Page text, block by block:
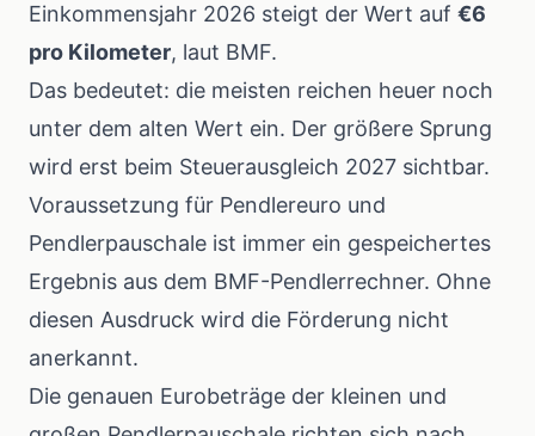
Einkommensjahr 2026 steigt der Wert auf €6
pro Kilometer, laut BMF.
Das bedeutet: die meisten reichen heuer noch
unter dem alten Wert ein. Der größere Sprung
wird erst beim Steuerausgleich 2027 sichtbar.
Voraussetzung für Pendlereuro und
Pendlerpauschale ist immer ein gespeichertes
Ergebnis aus dem BMF-Pendlerrechner. Ohne
diesen Ausdruck wird die Förderung nicht
anerkannt.
Die genauen Eurobeträge der kleinen und